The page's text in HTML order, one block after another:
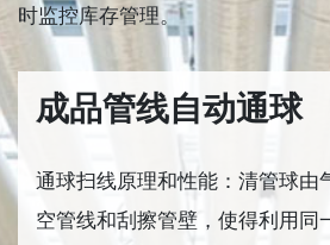
时监控库存管理。
成品管线自动通球
通球扫线原理和性能：清管球由
空管线和刮擦管壁，使得利用同